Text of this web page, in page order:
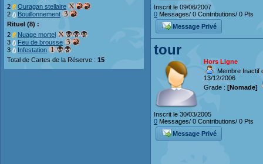
2
Ouragan stellaire
2
Bouillonnement
Rituel (8) :
2
Nuage mortel
3
Feu de brousse
3
Infestation
Total de Cartes de la Réserve : 15
Inscrit le 09/06/2007
0 Messages/ 0 Contributions/ 0 Pts
Message Privé
tour
Hors Ligne
Membre Inactif
13/12/2006
Grade : [Nomade]
Inscrit le 30/03/2005
0 Messages/ 0 Contributions/ 0 Pts
Message Privé